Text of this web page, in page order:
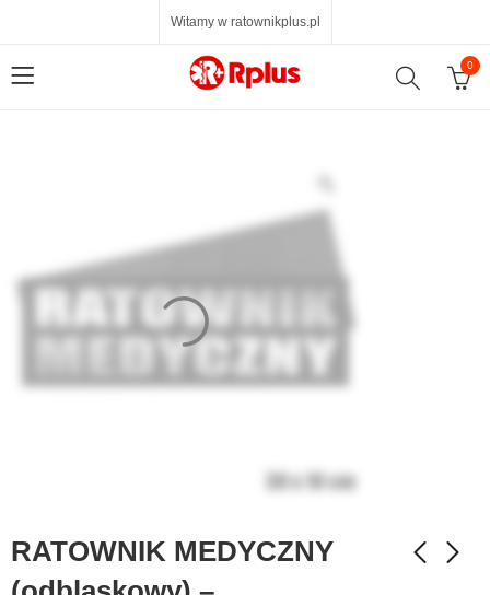
Witamy w ratownikplus.pl
0
RATOWNIK MEDYCZNY